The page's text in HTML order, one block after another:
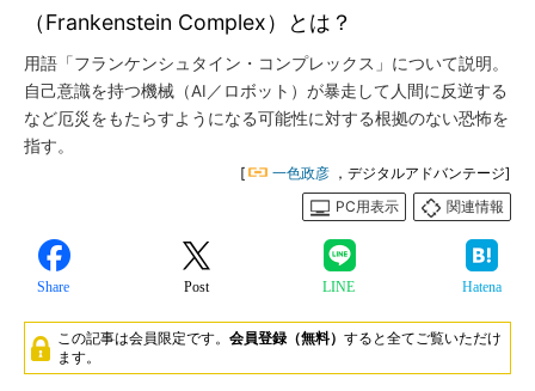
（Frankenstein Complex）とは？
用語「フランケンシュタイン・コンプレックス」について説明。
自己意識を持つ機械（AI／ロボット）が暴走して人間に反逆する
など厄災をもたらすようになる可能性に対する根拠のない恐怖を
指す。
[ 一色政彦 ，デジタルアドバンテージ]
PC用表示
関連情報
Share Post LINE Hatena
この記事は会員限定です。 会員登録（無料） すると全てご覧いただけ
ます。